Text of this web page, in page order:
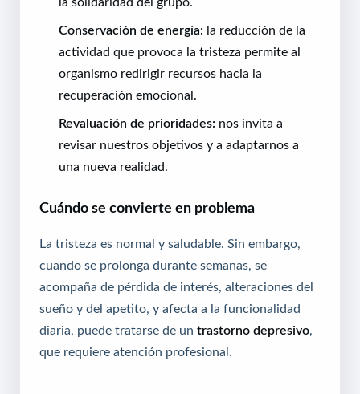
Conservación de energía: la reducción de la
actividad que provoca la tristeza permite al
organismo redirigir recursos hacia la
recuperación emocional.
Revaluación de prioridades: nos invita a
revisar nuestros objetivos y a adaptarnos a
una nueva realidad.
Cuándo se convierte en problema
La tristeza es normal y saludable. Sin embargo,
cuando se prolonga durante semanas, se
acompaña de pérdida de interés, alteraciones del
sueño y del apetito, y afecta a la funcionalidad
diaria, puede tratarse de un trastorno depresivo
que requiere atención profesional.